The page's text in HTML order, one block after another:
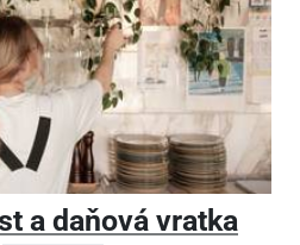
a daňová vratka